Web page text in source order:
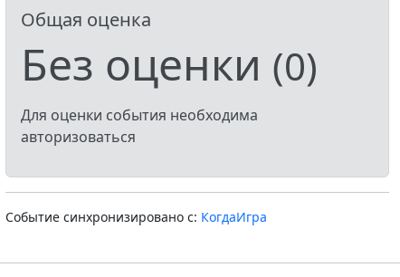
Общая оценка
Без оценки (0)
Для оценки события необходима
авторизоваться
Событие синхронизировано с: КогдаИгра